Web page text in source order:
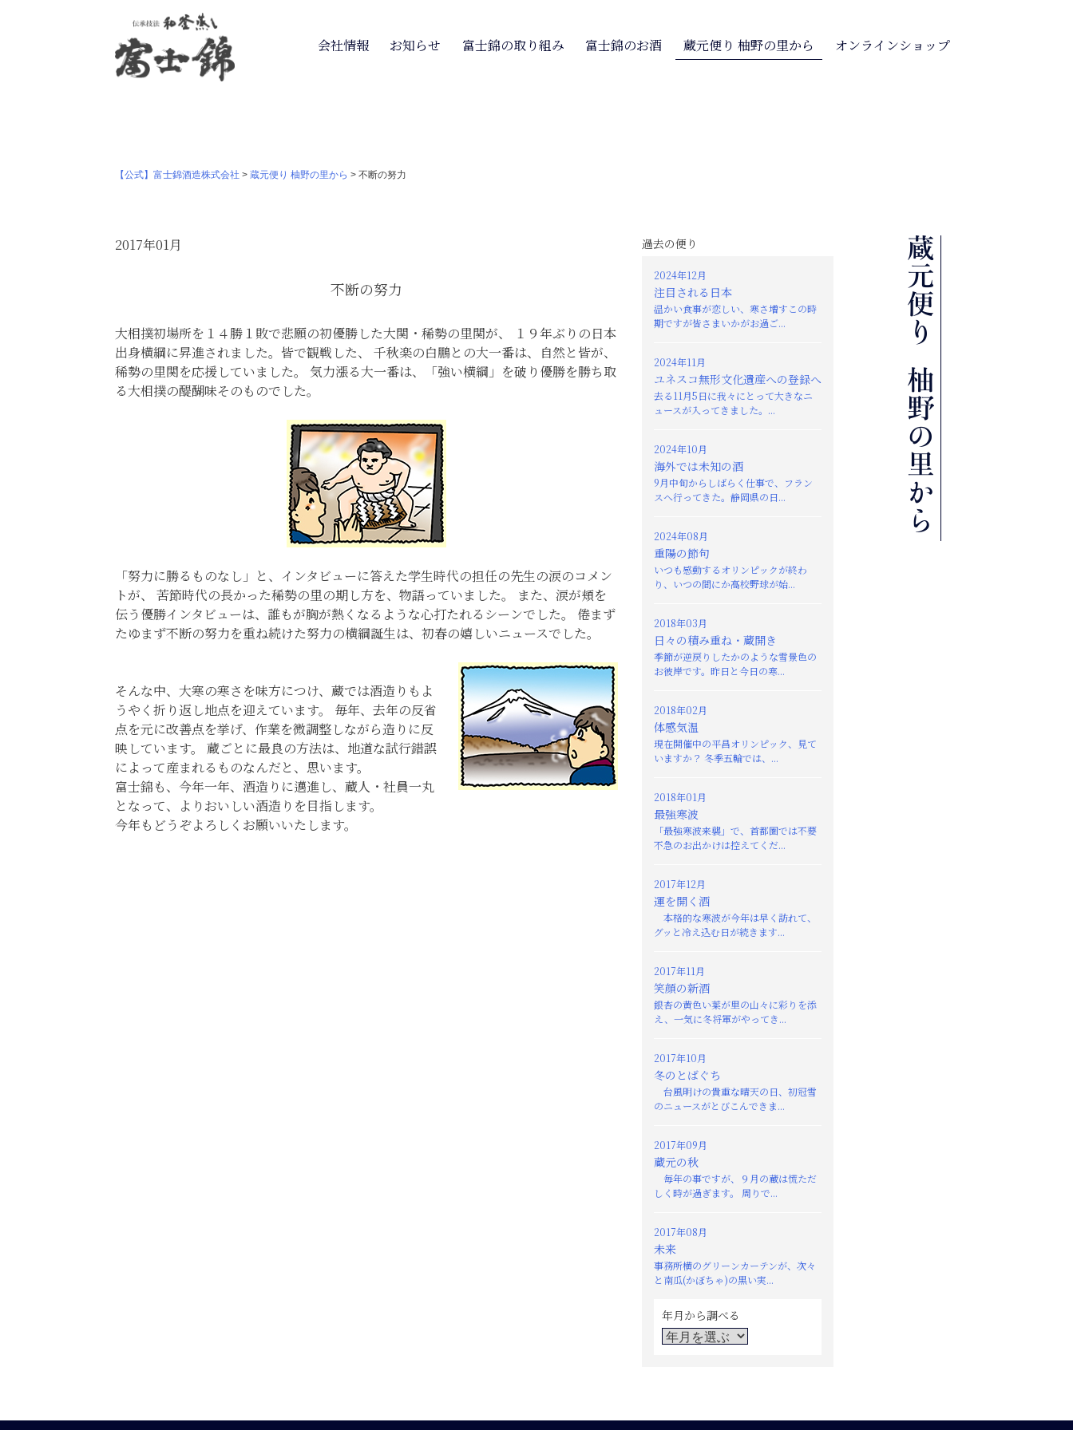
会社情報 お知らせ 富士錦の取り組み 富士錦のお酒 蔵元便り 柚野の里から オンラインショップ
【公式】富士錦酒造株式会社 > 蔵元便り 柚野の里から > 不断の努力
2017年01月
不断の努力
大相撲初場所を１４勝１敗で悲願の初優勝した大関・稀勢の里関が、 １９年ぶりの日本
出身横綱に昇進されました。皆で観戦した、 千秋楽の白鵬との大一番は、自然と皆が、
稀勢の里関を応援していました。 気力漲る大一番は、「強い横綱」を破り優勝を勝ち取
る大相撲の醍醐味そのものでした。
「努力に勝るものなし」と、インタビューに答えた学生時代の担任の先生の涙のコメン
トが、 苦節時代の長かった稀勢の里の期し方を、物語っていました。 また、涙が頬を
伝う優勝インタビューは、誰もが胸が熱くなるような心打たれるシーンでした。 倦まず
たゆまず不断の努力を重ね続けた努力の横綱誕生は、初春の嬉しいニュースでした。
そんな中、大寒の寒さを味方につけ、蔵では酒造りもよ
うやく折り返し地点を迎えています。 毎年、去年の反省
点を元に改善点を挙げ、作業を微調整しながら造りに反
映しています。 蔵ごとに最良の方法は、地道な試行錯誤
によって産まれるものなんだと、思います。
富士錦も、今年一年、酒造りに邁進し、蔵人・社員一丸
となって、よりおいしい酒造りを目指します。
今年もどうぞよろしくお願いいたします。
過去の便り
2024年12月
注目される日本
温かい食事が恋しい、寒さ増すこの時
期ですが皆さまいかがお過ご...
2024年11月
ユネスコ無形文化遺産への登録へ
去る11月5日に我々にとって大きなニ
ュースが入ってきました。...
2024年10月
海外では未知の酒
9月中旬からしばらく仕事で、フラン
スへ行ってきた。静岡県の日...
2024年08月
重陽の節句
いつも感動するオリンピックが終わ
り、いつの間にか高校野球が始...
2018年03月
日々の積み重ね・蔵開き
季節が逆戻りしたかのような雪景色の
お彼岸です。昨日と今日の寒...
2018年02月
体感気温
現在開催中の平昌オリンピック、見て
いますか？ 冬季五輪では、...
2018年01月
最強寒波
「最強寒波来襲」で、首都圏では不要
不急のお出かけは控えてくだ...
2017年12月
運を開く酒
本格的な寒波が今年は早く訪れて、
グッと冷え込む日が続きます...
2017年11月
笑顔の新酒
銀杏の黄色い葉が里の山々に彩りを添
え、一気に冬将軍がやってき...
2017年10月
冬のとばぐち
台風明けの貴重な晴天の日、初冠雪
のニュースがとびこんできま...
2017年09月
蔵元の秋
毎年の事ですが、９月の蔵は慌ただ
しく時が過ぎます。 周りで...
2017年08月
未来
事務所横のグリーンカーテンが、次々
と南瓜(かぼちゃ)の黒い実...
年月から調べる